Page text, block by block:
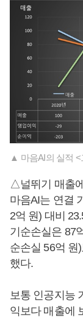
▲ 마음AI의 실적
△널뛰기 매출
마음AI는 연결
2억 원) 대비
기순손실은 87
순손실 56억 원
했다.
보통 인공지능
익보다 매출에